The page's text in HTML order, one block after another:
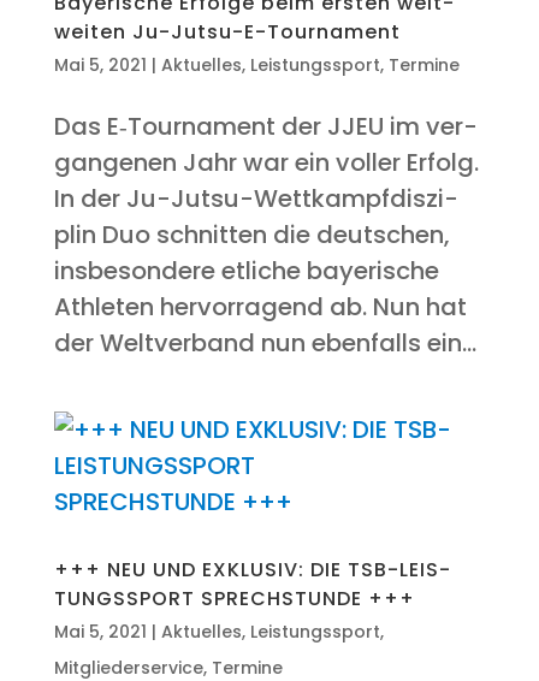
wei­ten Ju-Jutsu-E-Tournament
Mai 5, 2021 | Aktuelles, Leistungssport, Termine
Das E‑Tournament der JJEU im ver­
gan­ge­nen Jahr war ein vol­ler Erfolg.
In der Ju-Jutsu-Wett­kampf­dis­zi­
plin Duo schnit­ten die deut­schen,
ins­be­son­de­re etli­che baye­ri­sche
Ath­le­ten her­vor­ra­gend ab. Nun hat
der Welt­ver­band nun eben­falls ein...
+++ NEU UND EXKLU­SIV: DIE TSB-LEIS­
TUNGS­SPORT SPRECHSTUNDE +++
Mai 5, 2021 | Aktuelles, Leistungssport,
Mitgliederservice, Termine